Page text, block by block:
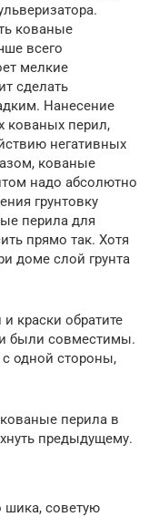
кованые
всего
мелкие
сделать
Нанесение
кованых перил,
негативных
кованые
надо абсолютно
грунтовку
перила для
прямо так. Хотя
доме слой грунта
краски обратите
были совместимы.
одной стороны,
перила в
предыдущему.
шика, советую